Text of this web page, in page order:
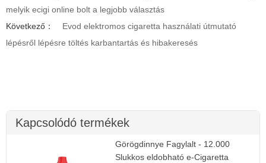
melyik ecigi online bolt a legjobb választás
Következő：
Evod elektromos cigaretta használati útmutató
lépésről lépésre töltés karbantartás és hibakeresés
Kapcsolódó termékek
Görögdinnye Fagylalt - 12.000
Slukkos eldobható e-Cigaretta